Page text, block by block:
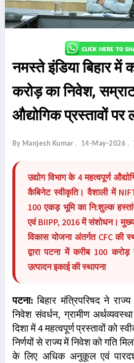
नमस्ते इंडिया बिहार में
करोड़ का निवेश,
औद्योगिक प्रस्तावों पर
By Manjesh Kumar 14-May-2026
उद्योग विभाग के 4 महत्वपूर्ण
कैबिनेट स्वीकृति। वैशाली में
100 एकड़ भूमि का नि:शुल्क
एवं BIIPP, 2016 में संशोधन।
विकास योजना अंतर्गत CFC की
द्वारा पटना में करीब 100
उत्पादन इकाई की स्थापना
पटना:बिहार मंत्रिपरिषद ने
निवेश संवर्धन, ग्रामीण
दिशा में 4 महत्वपूर्ण प्रस्तावों को
निर्णयों से राज्य में निवेश को गति
के लिए अधिक अनुकूल एवं